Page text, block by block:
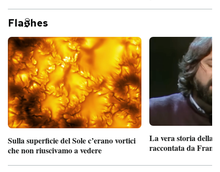
Fla hes
Sulla superficie del Sole c’erano vortici
che non riuscivamo a vedere
La vera storia della
raccontata da